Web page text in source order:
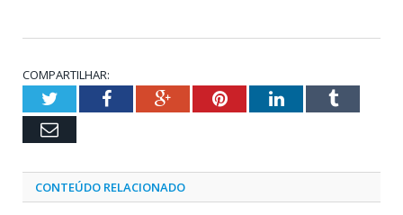
COMPARTILHAR:
TwitterFacebookGoogle+PinterestLinkedInTumblr
Email
CONTEÚDO RELACIONADO